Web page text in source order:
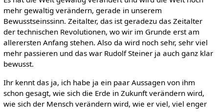
mehr gewaltig verändern, gerade in unserem
Bewusstseinssinn. Zeitalter, das ist geradezu das Zeitalter
der technischen Revolutionen, wo wir im Grunde erst am
allerersten Anfang stehen. Also da wird noch sehr, sehr viel
mehr passieren und das war Rudolf Steiner ja auch ganz klar
bewusst.
Ihr kennt das ja, ich habe ja ein paar Aussagen von ihm
schon gesagt, wie sich die Erde in Zukunft verändern wird,
wie sich der Mensch verändern wird, wie er viel, viel enger